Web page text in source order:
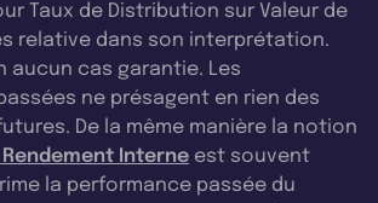
Taux de Distribution sur Valeur de
relative dans son interprétation.
aucun cas garantie. Les
ne présagent en rien des
De la même manière la notion
Rendement Interne est souvent
la performance passée du